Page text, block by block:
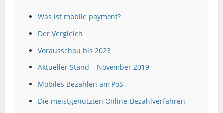
Was ist mobile payment?
Der Vergleich
Vorausschau bis 2023
Aktueller Stand – November 2019
Mobiles Bezahlen am PoS
Die meistgenutzten Online-Bezahlverfahren